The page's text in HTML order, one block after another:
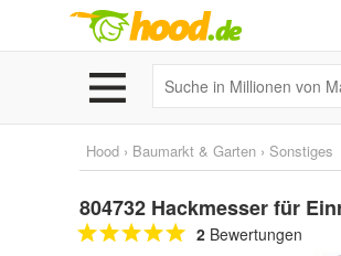
Hood › Baumarkt & Garten › Sonstiges
804732 Hackmesser für
2 Bewertungen